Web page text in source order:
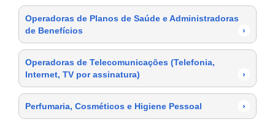
Operadoras de Planos de Saúde e Administradoras
de Benefícios
›
Operadoras de Telecomunicações (Telefonia,
Internet, TV por assinatura)
›
Perfumaria, Cosméticos e Higiene Pessoal ›